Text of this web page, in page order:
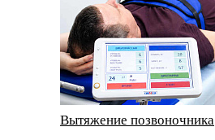
Вытяжение позвоночника